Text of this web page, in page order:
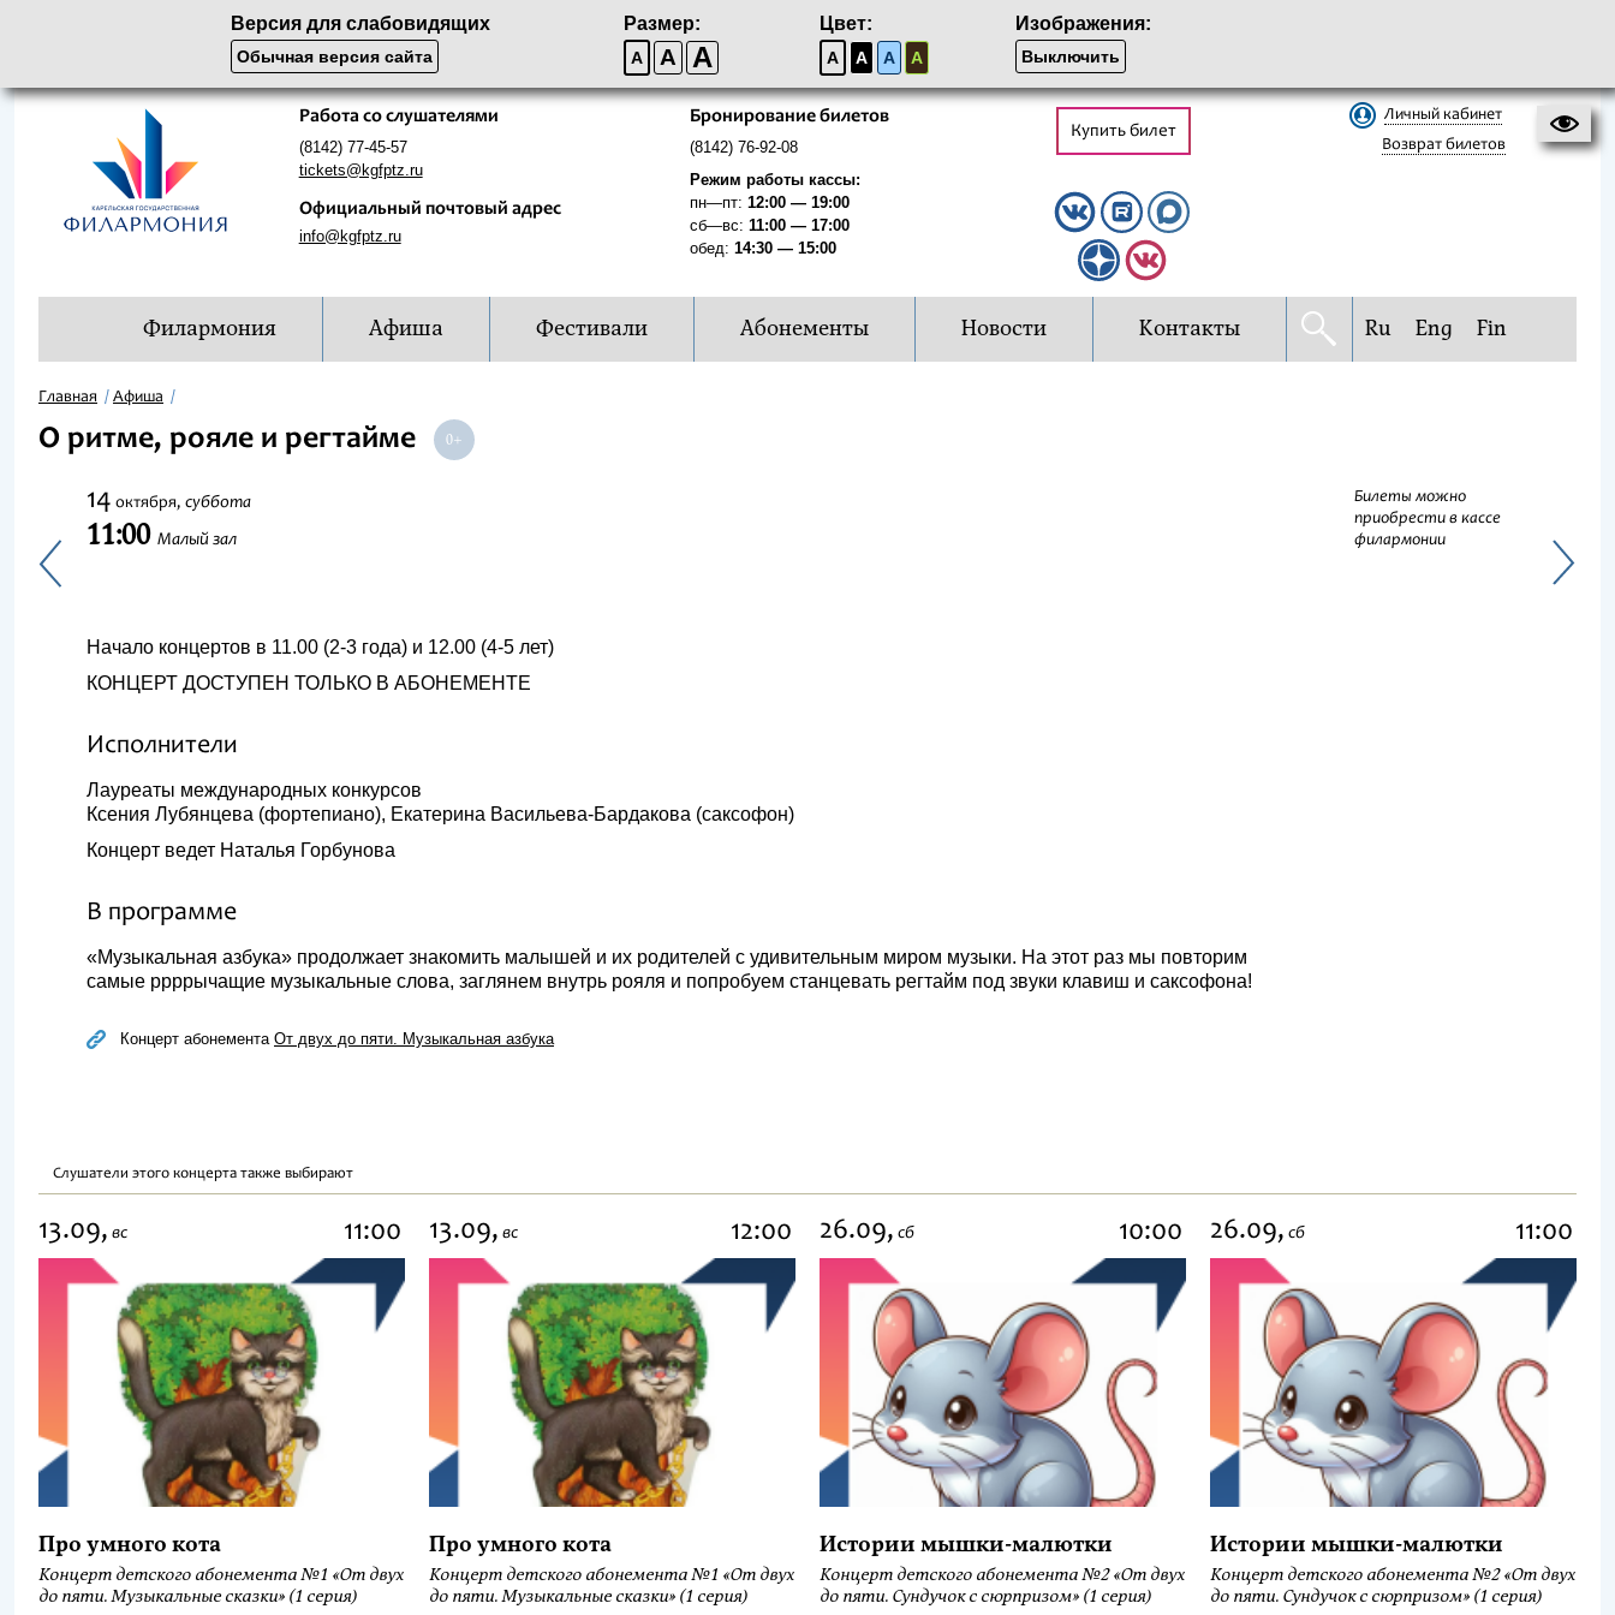
Версия для слабовидящих
Обычная версия сайта
Размер:
A A A
Цвет:
A A A A
Изображения:
Выключить
Работа со слушателями
(8142) 77-45-57
tickets@kgfptz.ru
Официальный почтовый адрес
info@kgfptz.ru
Бронирование билетов
(8142) 76-92-08
Режим работы кассы:
пн—пт: 12:00 — 19:00
сб—вс: 11:00 — 17:00
обед: 14:30 — 15:00
Купить билет
Личный кабинет
Возврат билетов
Филармония Афиша Фестивали Абонементы Новости Контакты Ru Eng Fin
Главная Афиша
О ритме, рояле и регтайме
14 октября, суббота
11:00 Малый зал
Билеты можно
приобрести в кассе
филармонии
Начало концертов в 11.00 (2-3 года) и 12.00 (4-5 лет)
КОНЦЕРТ ДОСТУПЕН ТОЛЬКО В АБОНЕМЕНТЕ
Исполнители
Лауреаты международных конкурсов
Ксения Лубянцева (фортепиано), Екатерина Васильева-Бардакова (саксофон)
Концерт ведет Наталья Горбунова
В программе
«Музыкальная азбука» продолжает знакомить малышей и их родителей с удивительным миром музыки. На этот раз мы повторим
самые ррррычащие музыкальные слова, заглянем внутрь рояля и попробуем станцевать регтайм под звуки клавиш и саксофона!
Концерт абонемента От двух до пяти. Музыкальная азбука
Слушатели этого концерта также выбирают
13.09, вс 11:00
Про умного кота
Концерт детского абонемента №1 «От двух
до пяти. Музыкальные сказки» (1 серия)
13.09, вс 12:00
Про умного кота
Концерт детского абонемента №1 «От двух
до пяти. Музыкальные сказки» (1 серия)
26.09, сб 10:00
Истории мышки-малютки
Концерт детского абонемента №2 «От двух
до пяти. Сундучок с сюрпризом» (1 серия)
26.09, сб 11:00
Истории мышки-малютки
Концерт детского абонемента №2 «От двух
до пяти. Сундучок с сюрпризом» (1 серия)